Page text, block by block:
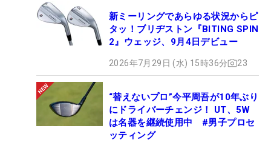
新ミーリングであらゆる状況からピ
タッ！ブリヂストン『BITING SPIN
2』ウェッジ、9月4日デビュー
2026年7月29日 (水) 15時36分 23
“替えないプロ”今平周吾が10年ぶり
にドライバーチェンジ！ UT、5W
は名器を継続使用中 #男子プロセ
ッティング